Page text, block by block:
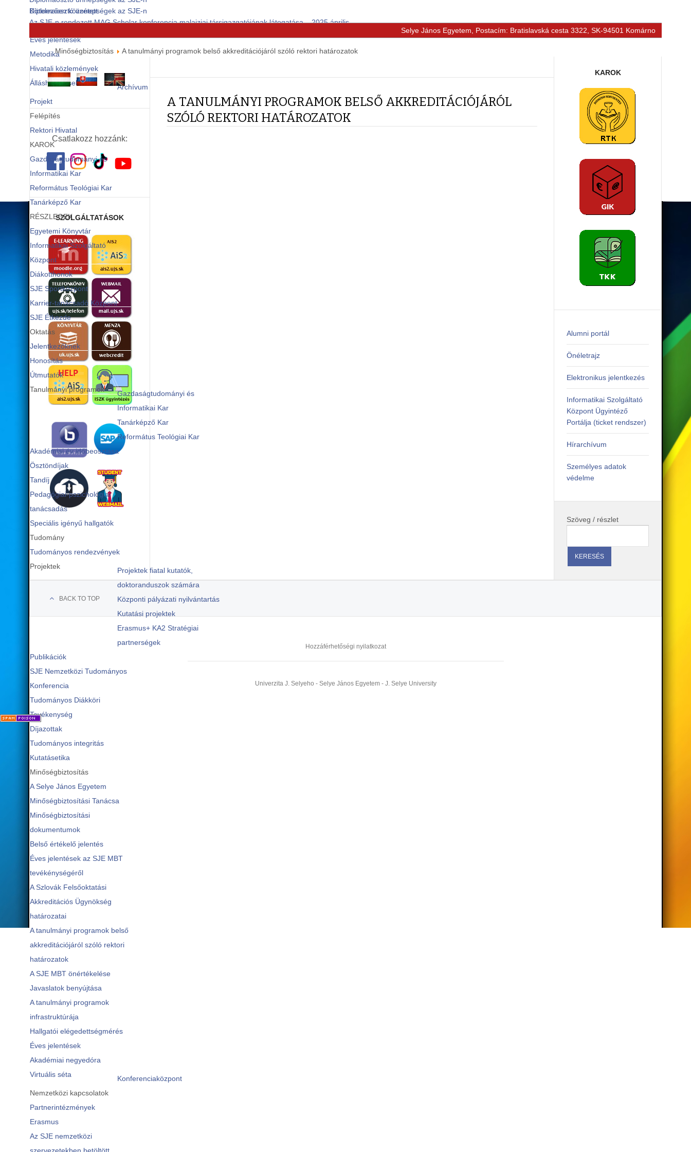
Kötelezően közzétett
dokumentumok
Éves jelentések
Metodika
Hivatali közlemények
Álláshirdetések
Archívum
Projekt
Felépítés
Rektori Hivatal
KAROK
Gazdaságtudományi és
Informatikai Kar
Református Teológiai Kar
Tanárképző Kar
RÉSZLEGEK
Egyetemi Könyvtár
Informatikai Szolgáltató
Központ
Diákotthonok
SJE Sportközpont
Karrier-tanácsadó Központ
SJE Étkezde
Oktatás
Jelentkezőknek
Honosítás
Útmutatók
Tanulmányi programok
Gazdaságtudományi és
Informatikai Kar
Tanárképző Kar
Református Teológiai Kar
Akadémiai év időbeosztása
Ösztöndíjak
Tandíj
Pedagógiai-pszichológiai
tanácsadás
Speciális igényű hallgatók
Tudomány
Tudományos rendezvények
Projektek
Projektek fiatal kutatók,
doktoranduszok számára
Központi pályázati nyilvántartás
Kutatási projektek
Erasmus+ KA2 Stratégiai
partnerségek
Publikációk
SJE Nemzetközi Tudományos
Konferencia
Tudományos Diákköri
Tevékenység
Díjazottak
Tudományos integritás
Kutatásetika
Minőségbiztosítás
A Selye János Egyetem
Minőségbiztosítási Tanácsa
Minőségbiztosítási
dokumentumok
Belső értékelő jelentés
Éves jelentések az SJE MBT
tevékénységéről
A Szlovák Felsőoktatási
Akkreditációs Ügynökség
határozatai
A tanulmányi programok belső
akkreditációjáról szóló rektori
határozatok
A SJE MBT önértékelése
Javaslatok benyújtása
A tanulmányi programok
infrastruktúrája
Hallgatói elégedettségmérés
Éves jelentések
Akadémiai negyedóra
Virtuális séta
Konferenciaközpont
Nemzetközi kapcsolatok
Partnerintézmények
Erasmus
Az SJE nemzetközi
Diplomaosztó ünnepségek az SJE-n
Az SJE-n rendezett MAG Scholar konferencia malajziai társigazgatójának látogatása – 2025 április
Selye János Egyetem, Postacím: Bratislavská cesta 3322, SK-94501 Komárno
Minőségbiztosítás A tanulmányi programok belső akkreditációjáról szóló rektori határozatok
A TANULMÁNYI PROGRAMOK BELSŐ AKKREDITÁCIÓJÁRÓL
SZÓLÓ REKTORI HATÁROZATOK
KAROK
Alumni portál
Önéletrajz
Elektronikus jelentkezés
Informatikai Szolgáltató
Központ Ügyintéző
Portálja (ticket rendszer)
Hírarchívum
Személyes adatok
védelme
Szöveg / részlet
Csatlakozz hozzánk:
SZOLGÁLTATÁSOK
BACK TO TOP
Hozzáférhetőségi nyilatkozat
Univerzita J. Selyeho - Selye János Egyetem - J. Selye University